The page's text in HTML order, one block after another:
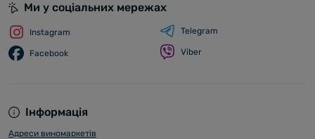
Інформація
Адреси виномаркетів
Ми у соціальних мережах
Instagram
Facebook
Telegram
Viber